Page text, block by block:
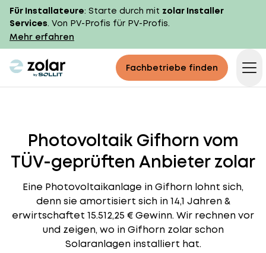
Für Installateure: Starte durch mit zolar Installer
Services. Von PV-Profis für PV-Profis.
Mehr erfahren
zolar logo Fachbetriebe finden
Photovoltaik Gifhorn vom
TÜV-geprüften Anbieter zolar
Eine Photovoltaikanlage in Gifhorn lohnt sich,
denn sie amortisiert sich in 14,1 Jahren &
erwirtschaftet 15.512,25 € Gewinn. Wir rechnen vor
und zeigen, wo in Gifhorn zolar schon
Solaranlagen installiert hat.